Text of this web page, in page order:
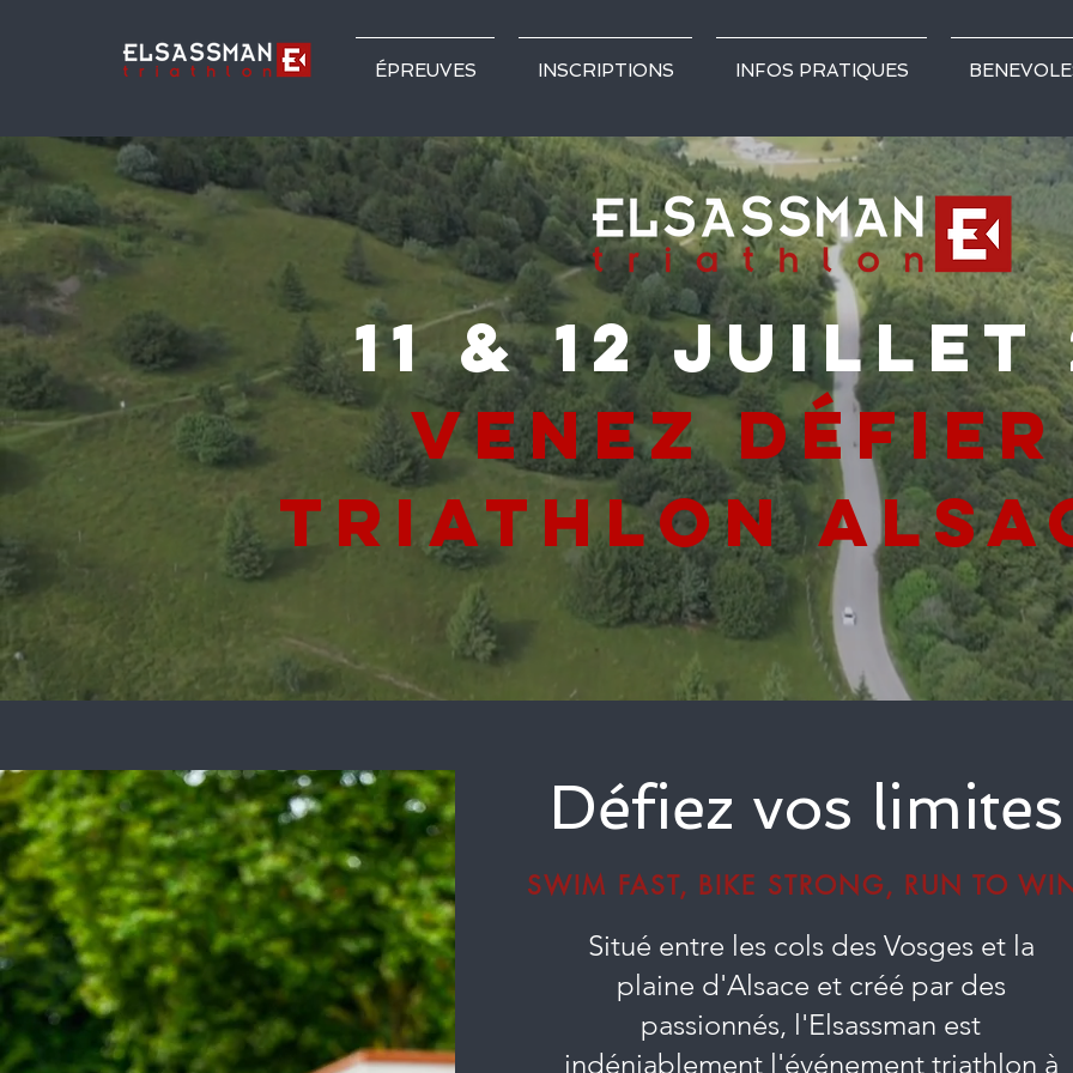
ÉPREUVES INSCRIPTIONS INFOS PRATIQUES
11 & 12 juillet
Venez
triathlon
SWIM FAST, BIKE STRONG, RUN TO
Situé entre les cols des Vosges et la
plaine d'Alsace et créé par des
passionnés, l'Elsassman est
indéniablement l'événement triathlon à
Défiez vos